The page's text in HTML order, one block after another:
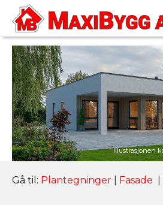
Gå til: Plantegninger Fasade